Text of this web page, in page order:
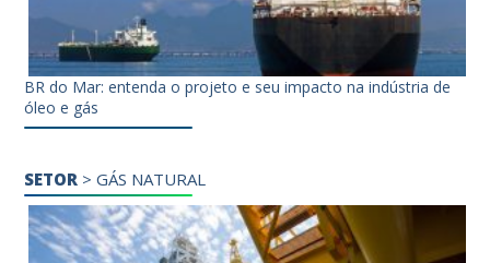
BR do Mar: entenda o projeto e seu impacto na indústria de
óleo e gás
SETOR >GÁS NATURAL